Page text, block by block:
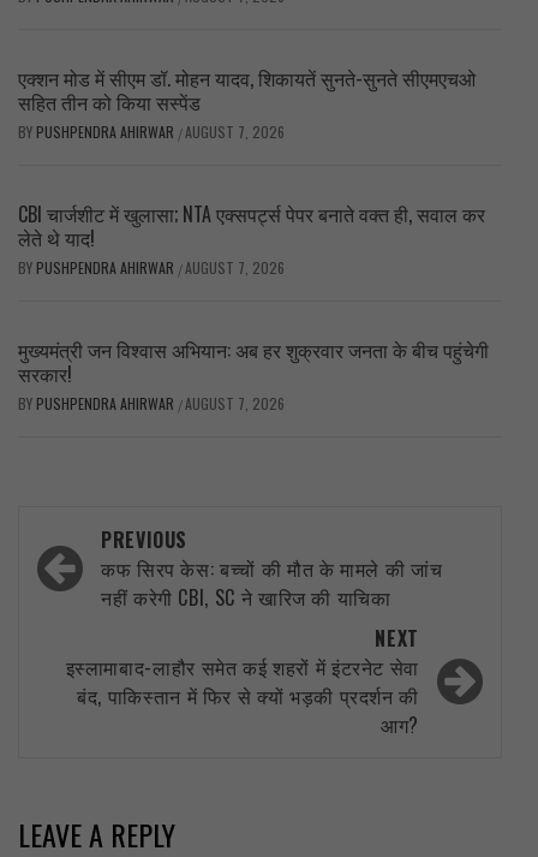
एक्शन मोड में सीएम डॉ. मोहन यादव, शिकायतें सुनते-सुनते सीएमएचओ
सहित तीन को किया सस्पेंड
BY PUSHPENDRA AHIRWAR /AUGUST 7, 2026
CBI चार्जशीट में खुलासा; NTA एक्सपर्ट्स पेपर बनाते वक्त ही, सवाल कर
लेते थे याद!
BY PUSHPENDRA AHIRWAR /AUGUST 7, 2026
मुख्यमंत्री जन विश्वास अभियान: अब हर शुक्रवार जनता के बीच पहुंचेगी
सरकार!
BY PUSHPENDRA AHIRWAR /AUGUST 7, 2026
Post
navigation
PREVIOUS
कफ सिरप केस: बच्चों की मौत के मामले की जांच
नहीं करेगी CBI, SC ने खारिज की याचिका
NEXT
इस्लामाबाद-लाहौर समेत कई शहरों में इंटरनेट सेवा
बंद, पाकिस्तान में फिर से क्यों भड़की प्रदर्शन की
आग?
LEAVE A REPLY